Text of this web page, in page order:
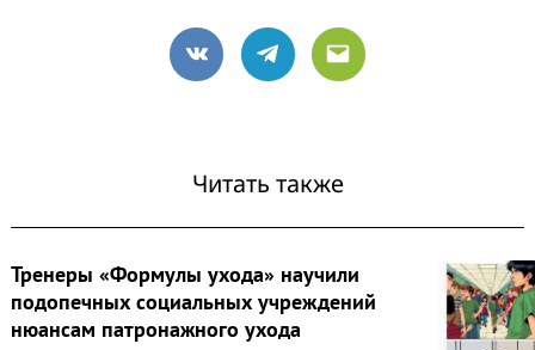
VK Telegram
Email
Читать также
Тренеры «Формулы ухода» научили
подопечных социальных учреждений
нюансам патронажного ухода